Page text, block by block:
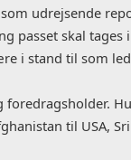
udrejsende
passet skal tages
i stand til som
til USA,